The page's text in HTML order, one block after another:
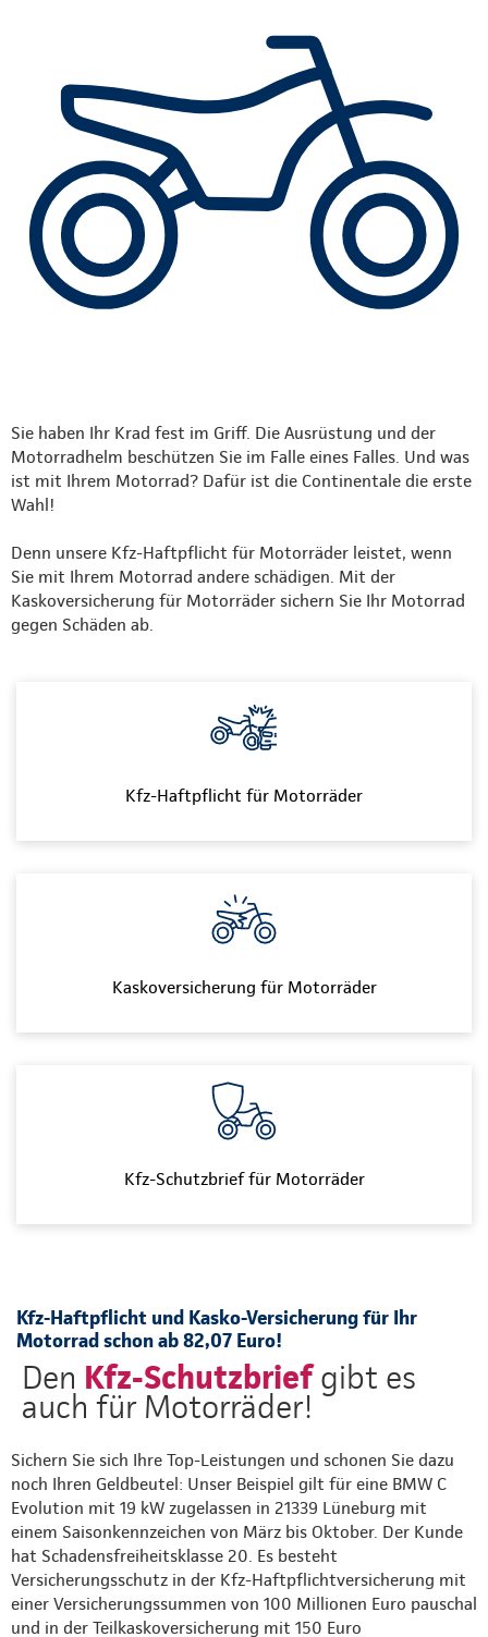
Sie haben Ihr Krad fest im Griff. Die Ausrüstung und der
Motorradhelm beschützen Sie im Falle eines Falles. Und was
ist mit Ihrem Motorrad? Dafür ist die Continentale die erste
Wahl!
Denn unsere Kfz-Haftpflicht für Motorräder leistet, wenn
Sie mit Ihrem Motorrad andere schädigen. Mit der
Kaskoversicherung für Motorräder sichern Sie Ihr Motorrad
gegen Schäden ab.
Kfz-Haftpflicht für Motorräder
Kaskoversicherung für Motorräder
Kfz-Schutzbrief für Motorräder
Kfz-Haftpflicht und Kasko-Versicherung für Ihr
Motorrad schon ab 82,07 Euro!
Den Kfz-Schutzbriefgibt es
auch für Motorräder!
Sichern Sie sich Ihre Top-Leistungen und schonen Sie dazu
noch Ihren Geldbeutel: Unser Beispiel gilt für eine BMW C
Evolution mit 19 kW zugelassen in 21339 Lüneburg mit
einem Saisonkennzeichen von März bis Oktober. Der Kunde
hat Schadensfreiheitsklasse 20. Es besteht
Versicherungsschutz in der Kfz-Haftpflichtversicherung mit
einer Versicherungssummen von 100 Millionen Euro pauschal
und in der Teilkaskoversicherung mit 150 Euro